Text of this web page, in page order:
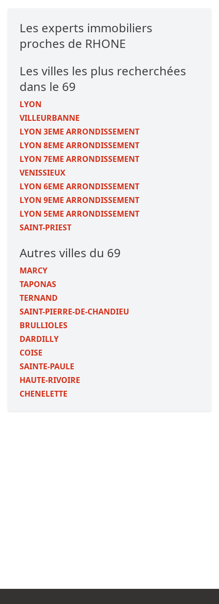
Les experts immobiliers
proches de RHONE
Les villes les plus recherchées
dans le 69
LYON
VILLEURBANNE
LYON 3EME ARRONDISSEMENT
LYON 8EME ARRONDISSEMENT
LYON 7EME ARRONDISSEMENT
VENISSIEUX
LYON 6EME ARRONDISSEMENT
LYON 9EME ARRONDISSEMENT
LYON 5EME ARRONDISSEMENT
SAINT-PRIEST
Autres villes du 69
MARCY
TAPONAS
TERNAND
SAINT-PIERRE-DE-CHANDIEU
BRULLIOLES
DARDILLY
COISE
SAINTE-PAULE
HAUTE-RIVOIRE
CHENELETTE